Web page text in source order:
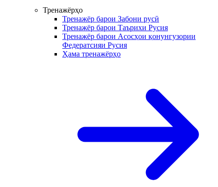
Тренажёрҳо
Тренажёр барои Забони русӣ
Тренажёр барои Таърихи Русия
Тренажёр барои Асосҳои қонунгузории
Федератсияи Русия
Ҳама тренажёрҳо